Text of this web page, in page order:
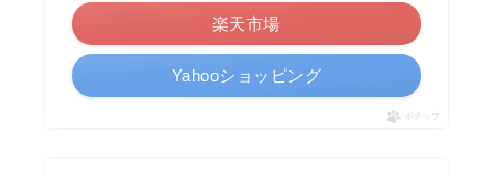
楽天市場
Yahooショッピング
ポチップ